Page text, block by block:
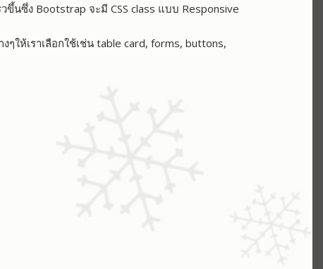
ขึ้นซึ่ง Bootstrap จะมี CSS class แบบ Responsive
ให้เราเลือกใช้เช่น table card, forms, buttons,